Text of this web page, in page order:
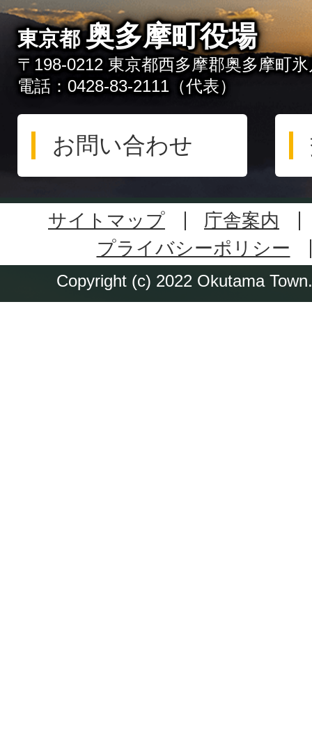
東京都 奥多摩町役場
〒198-0212 東京都西多摩郡奥多摩町
電話：0428-83-2111（代表）
お問い合わせ
サイトマップ
庁舎案内
プライバシーポリシー
Copyright (c) 2022 Okutama